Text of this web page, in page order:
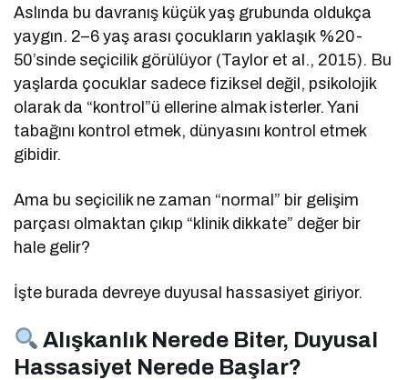
Aslında bu davranış küçük yaş grubunda oldukça
yaygın. 2–6 yaş arası çocukların yaklaşık %20-
50’sinde seçicilik görülüyor (Taylor et al., 2015). Bu
yaşlarda çocuklar sadece fiziksel değil, psikolojik
olarak da “kontrol”ü ellerine almak isterler. Yani
tabağını kontrol etmek, dünyasını kontrol etmek
gibidir.
Ama bu seçicilik ne zaman “normal” bir gelişim
parçası olmaktan çıkıp “klinik dikkate” değer bir
hale gelir?
İşte burada devreye duyusal hassasiyet giriyor.
Alışkanlık Nerede Biter, Duyusal
Hassasiyet Nerede Başlar?